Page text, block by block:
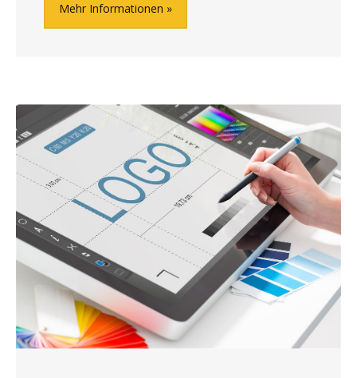
Mehr Informationen